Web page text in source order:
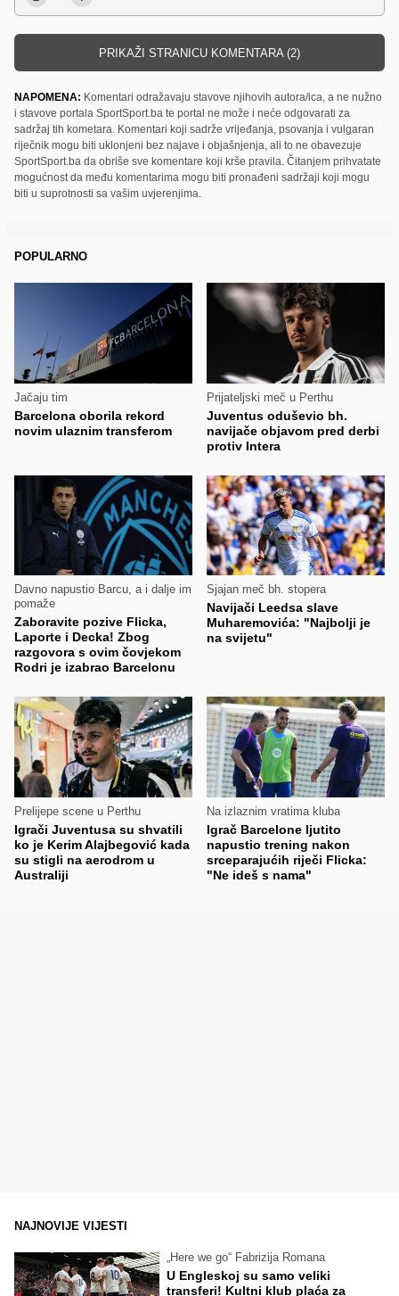
PRIKAŽI STRANICU KOMENTARA (2)
NAPOMENA: Komentari odražavaju stavove njihovih autora/ica, a ne nužno
i stavove portala SportSport.ba te portal ne može i neće odgovarati za
sadržaj tih kometara. Komentari koji sadrže vrijeđanja, psovanja i vulgaran
riječnik mogu biti uklonjeni bez najave i objašnjenja, ali to ne obavezuje
SportSport.ba da obriše sve komentare koji krše pravila. Čitanjem prihvatate
mogućnost da među komentarima mogu biti pronađeni sadržaji koji mogu
biti u suprotnosti sa vašim uvjerenjima.
POPULARNO
Jačaju tim
Barcelona oborila rekord
novim ulaznim transferom
Prijateljski meč u Perthu
Juventus oduševio bh.
navijače objavom pred derbi
protiv Intera
Davno napustio Barcu, a i dalje im
pomaže
Zaboravite pozive Flicka,
Laporte i Decka! Zbog
razgovora s ovim čovjekom
Rodri je izabrao Barcelonu
Sjajan meč bh. stopera
Navijači Leedsa slave
Muharemovića: "Najbolji je
na svijetu"
Prelijepe scene u Perthu
Igrači Juventusa su shvatili
ko je Kerim Alajbegović kada
su stigli na aerodrom u
Australiji
Na izlaznim vratima kluba
Igrač Barcelone ljutito
napustio trening nakon
srceparajućih riječi Flicka:
"Ne ideš s nama"
NAJNOVIJE VIJESTI
„Here we go“ Fabrizija Romana
U Engleskoj su samo veliki
transferi! Kultni klub plaća za